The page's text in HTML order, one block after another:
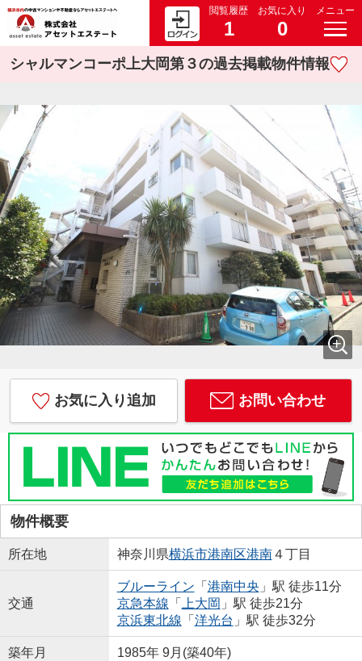
閲覧履歴
1
お気に入り
0
メニュー
シャルマンコーポ上大岡第３の過去掲載物件情報
お気に入り追加 お問い合わせ
物件概要
所在地 神奈川県横浜市港南区港南４丁目
交通
ブルーライン 「 港南中央 」駅 徒歩11分
京急本線 「 上大岡 」駅 徒歩21分
京浜東北線 「 洋光台 」駅 徒歩32分
築年月 1985年 9月(築40年)